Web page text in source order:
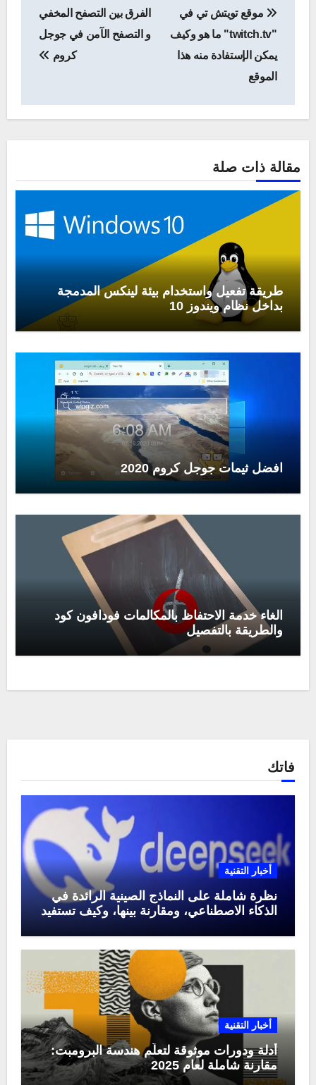
المقالات
موقع تويتش تي في
"twitch.tv" ما هو وكيف
يمكن الإستفادة منه هذا
الموقع
الفرق بين التصفح المخفي
و التصفح الآمن في جوجل
كروم
مقالة ذات صلة
طريقة تفعيل واستخدام بيئة لينكس المدمجة
بداخل نظام ويندوز 10
افضل ثيمات جوجل كروم 2020
الغاء خدمة الاحتفاظ بالمكالمات فودافون كود
والطريقة بالتفصيل
فاتك
أخبار التقنية
نظرة شاملة على النماذج الصينية الرائدة في
الذكاء الاصطناعي، ومقارنة بينها، وكيف تستفيد
أخبار التقنية
أدلة ودورات موثوقة لتعلّم هندسة البرومبت:
مقارنة شاملة لعام 2025